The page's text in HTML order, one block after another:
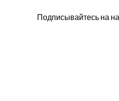
Подписывайтесь на